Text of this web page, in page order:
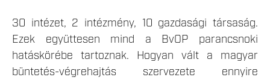
30 intézet, 2 intézmény, 10 gazdasági társaság.
Ezek együttesen mind a BvOP parancsnoki
hatáskörébe tartoznak. Hogyan vált a magyar
büntetés-végrehajtás szervezete ennyire